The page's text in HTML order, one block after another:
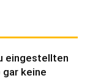
eingestellten
keine